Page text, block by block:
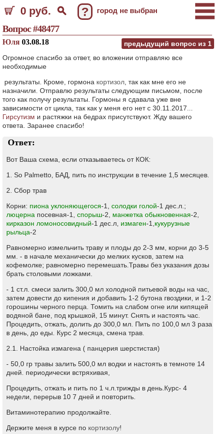
0 руб. ? город не выбран
Вопрос #48477
предыдущий вопрос из 1
Юля 03.08.18
Огромное спасибо за ответ, во вложении отправляю все
необходимые
результаты. Кроме, гормона кортизол , так как мне его не
назначили. Отправлю результаты следующим письмом, после
того как получу результаты. Гормоны я сдавала уже вне
зависимости от цикла, так как у меня его нет с 30.11.2017...
Гирсутизм и растяжки на бедрах присутствуют. Жду вашего
ответа. Заранее спасибо!
Ответ:
Вот Ваша схема, если отказываетесь от КОК:
1. So Palmetto, БАД, пить по инструкции в течение 1,5 месяцев.
2. Сбор трав
Корни: пиона уклоняющегося-1, солодки голой-1 дес.л.;
люцерна посевная-1, спорыш-2, манжетка обыкновенная-2,
кирказон ломоносовидный-1 дес.л, измаген-1, кукурузные
рыльца-2
Равномерно измельчить траву и плоды до 2-3 мм, корни до 3-5
мм. - в начале механически до мелких кусков, затем на
кофемолке; равномерно перемешать.Травы без указания дозы
брать столовыми ложками.
- 1 ст.л. смеси залить 300,0 мл холодной питьевой воды на час,
затем довести до кипения и добавить 1-2 бутона гвоздики, и 1-2
горошины черного перца. Томить на слабом огне или кипящей
водяной бане, под крышкой, 15 минут. Снять и настоять час.
Процедить, отжать, долить до 300,0 мл. Пить по 100,0 мл 3 раза
в день, до еды. Курс 2 месяца, смена трав.
2.1. Настойка измагена ( панцерия шерстистая)
- 50,0 гр травы залить 500,0 мл водки и настоять в темноте 14
дней. периодически встряхивая,
Процедить, отжать и пить по 1 ч.л.трижды в день.Курс- 4
недели, перерыв 10 7 дней и повторить.
Витаминотерапию продолжайте.
Держите меня в курсе по кортизолу!